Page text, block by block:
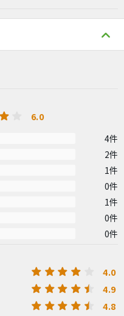
6.0
4件
2件
1件
0件
1件
0件
0件
4.0
4.9
4.8